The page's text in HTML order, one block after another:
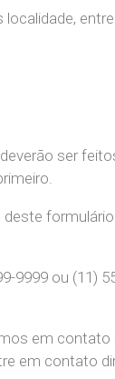
localidade,
ser
9999 ou (11)
em
em contato